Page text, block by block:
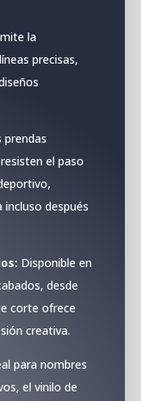
la
precisas,
prendas
el paso
después
Disponible en
desde
corte ofrece
creativa.
para nombres
el vinilo de